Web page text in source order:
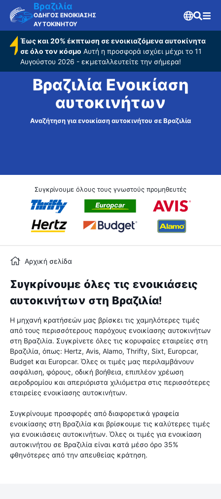
Βραζιλία
ΟΔΗΓΟΣ ΕΝΟΙΚΙΑΣΗΣ
ΑΥΤΟΚΙΝΗΤΟΥ
Έως και 20% έκπτωση σε ενοικιαζόμενα αυτοκίνητα
σε όλο τον κόσμο Αυτή η προσφορά ισχύει μέχρι το 11
Αυγούστου 2026 - εκμεταλλευτείτε την σήμερα!
Βραζιλία Ενοικίαση
αυτοκινήτων
Αναζήτηση για ενοικίαση αυτοκινήτου σε Βραζιλία
Συγκρίνουμε όλους τους γνωστούς προμηθευτές
Αρχική σελίδα
Συγκρίνουμε όλες τις ενοικιάσεις
αυτοκινήτων στη Βραζιλία!
Η μηχανή κρατήσεών μας βρίσκει τις χαμηλότερες τιμές
από τους περισσότερους παρόχους ενοικίασης αυτοκινήτων
στη Βραζιλία. Συγκρίνετε όλες τις κορυφαίες εταιρείες στη
Βραζιλία, όπως: Hertz, Avis, Alamo, Thrifty, Sixt, Europcar,
Budget και Europcar. Όλες οι τιμές μας περιλαμβάνουν
ασφάλιση, φόρους, οδική βοήθεια, επιπλέον χρέωση
αεροδρομίου και απεριόριστα χιλιόμετρα στις περισσότερες
εταιρείες ενοικίασης αυτοκινήτων.
Συγκρίνουμε προσφορές από διαφορετικά γραφεία
ενοικίασης στη Βραζιλία και βρίσκουμε τις καλύτερες τιμές
για ενοικιάσεις αυτοκινήτων. Όλες οι τιμές για ενοικίαση
αυτοκινήτου σε Βραζιλία είναι κατά μέσο όρο 35%
φθηνότερες από την απευθείας κράτηση.